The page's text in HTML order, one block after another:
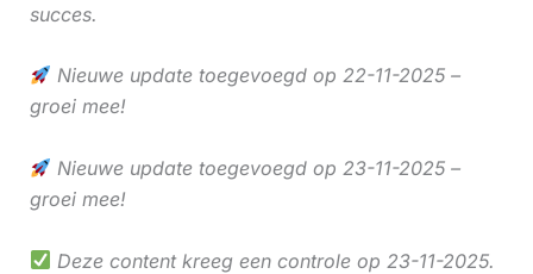
succes.
Nieuwe update toegevoegd op 22-11-2025 –
groei mee!
Nieuwe update toegevoegd op 23-11-2025 –
groei mee!
Deze content kreeg een controle op 23-11-2025.